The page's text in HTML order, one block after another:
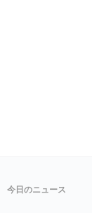
今日のニュース